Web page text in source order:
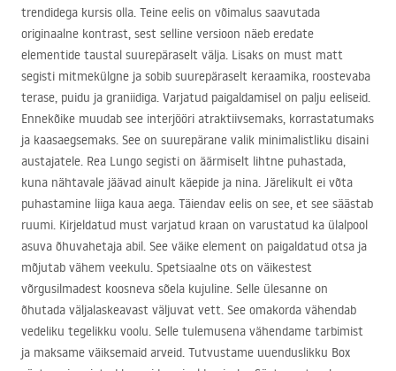
trendidega kursis olla. Teine eelis on võimalus saavutada
originaalne kontrast, sest selline versioon näeb eredate
elementide taustal suurepäraselt välja. Lisaks on must matt
segisti mitmekülgne ja sobib suurepäraselt keraamika, roostevaba
terase, puidu ja graniidiga. Varjatud paigaldamisel on palju eeliseid.
Ennekõike muudab see interjööri atraktiivsemaks, korrastatumaks
ja kaasaegsemaks. See on suurepärane valik minimalistliku disaini
austajatele. Rea Lungo segisti on äärmiselt lihtne puhastada,
kuna nähtavale jäävad ainult käepide ja nina. Järelikult ei võta
puhastamine liiga kaua aega. Täiendav eelis on see, et see säästab
ruumi. Kirjeldatud must varjatud kraan on varustatud ka ülalpool
asuva õhuvahetaja abil. See väike element on paigaldatud otsa ja
mõjutab vähem veekulu. Spetsiaalne ots on väikestest
võrgusilmadest koosneva sõela kujuline. Selle ülesanne on
õhutada väljalaskeavast väljuvat vett. See omakorda vähendab
vedeliku tegelikku voolu. Selle tulemusena vähendame tarbimist
ja maksame väiksemaid arveid. Tutvustame uuenduslikku Box